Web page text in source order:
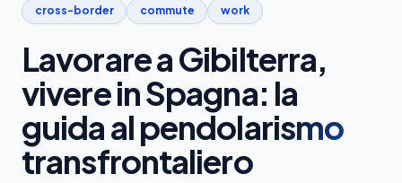
cross-border commute work
Lavorare a Gibilterra,
vivere in Spagna: la
guida al pendolarismo
transfrontaliero